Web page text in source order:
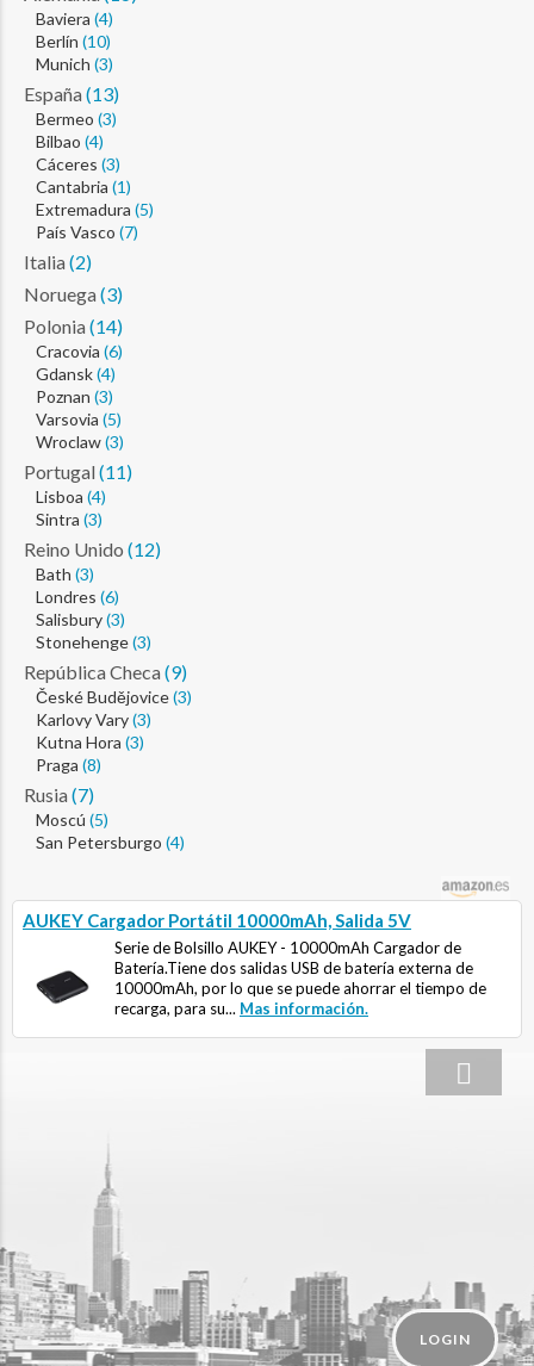
Baviera (4)
Berlín (10)
Munich (3)
España (13)
Bermeo (3)
Bilbao (4)
Cáceres (3)
Cantabria (1)
Extremadura (5)
País Vasco (7)
Italia (2)
Noruega (3)
Polonia (14)
Cracovia (6)
Gdansk(4)
Poznan (3)
Varsovia (5)
Wroclaw(3)
Portugal (11)
Lisboa (4)
Sintra (3)
Reino Unido (12)
Bath (3)
Londres (6)
Salisbury(3)
Stonehenge(3)
República Checa (9)
České Budějovice(3)
Karlovy Vary(3)
Kutna Hora (3)
Praga (8)
Rusia (7)
Moscú (5)
San Petersburgo (4)
AUKEY Cargador Portátil 10000mAh, Salida 5V
Serie de Bolsillo AUKEY - 10000mAh Cargador de
Batería.Tiene dos salidas USB de batería externa de
10000mAh, por lo que se puede ahorrar el tiempo de
recarga, para su... Mas información.
LOGIN